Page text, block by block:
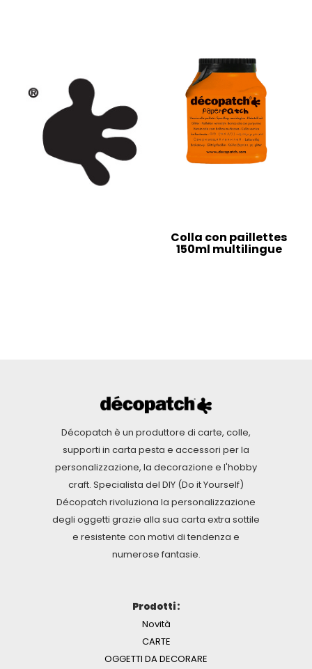
Colla con paillettes
150ml multilingue
Décopatch è un produttore di carte, colle,
supporti in carta pesta e accessori per la
personalizzazione, la decorazione e l'hobby
craft. Specialista del DIY (Do it Yourself)
Décopatch rivoluziona la personalizzazione
degli oggetti grazie alla sua carta extra sottile
e resistente con motivi di tendenza e
numerose fantasie.
Prodotti :
Novità
CARTE
OGGETTI DA DECORARE